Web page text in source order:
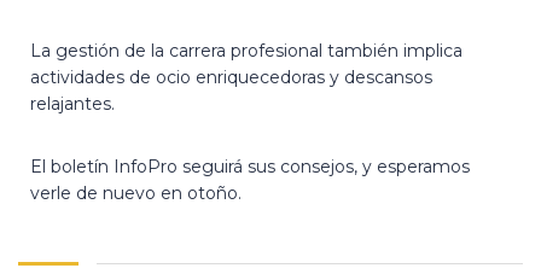
La gestión de la carrera profesional también implica
actividades de ocio enriquecedoras y descansos
relajantes.
El boletín InfoPro seguirá sus consejos, y esperamos
verle de nuevo en otoño.